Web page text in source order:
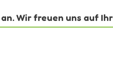
Wir freuen uns auf